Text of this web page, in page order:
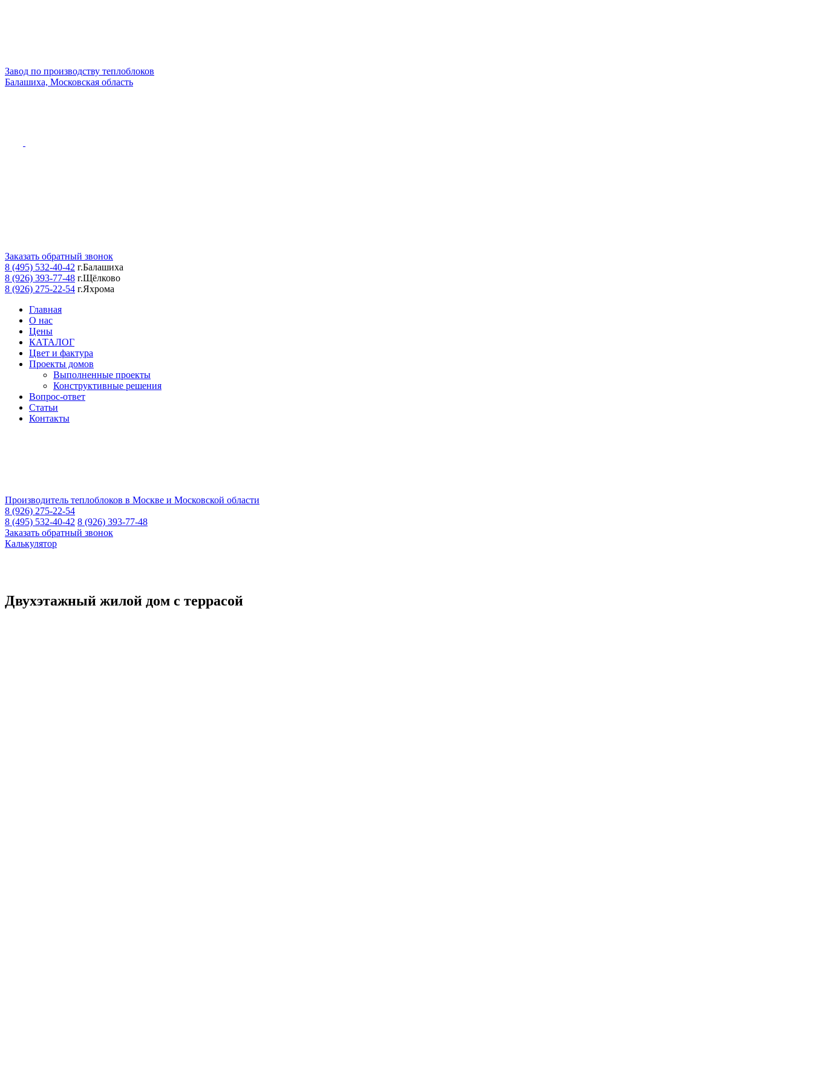
Завод по производству теплоблоков
Балашиха, Московская область
Заказать обратный звонок
8 (495) 532-40-42 г.Балашиха
8 (926) 393-77-48 г.Щёлково
8 (926) 275-22-54 г.Яхрома
Главная
О нас
Цены
КАТАЛОГ
Цвет и фактура
Проекты домов
Выполненные проекты
Конструктивные решения
Вопрос-ответ
Статьи
Контакты
Производитель теплоблоков в Москве и Московской области
8 (926) 275-22-54
8 (495) 532-40-42 8 (926) 393-77-48
Заказать обратный звонок
Калькулятор
Двухэтажный жилой дом с террасой